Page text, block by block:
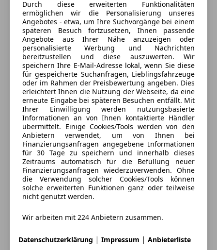
• Kilometerstand: 29.990 km (wird noch gefahren,
kann leicht variieren)
• Motor: 2.0 Turbo Boxer
• Leistung: 220 kW / 300 PS
• Getriebe: PDK Automatik
• Antrieb: Hinterrad
• Hubraum: 1.988 cm³
• Höchstgeschwindigkeit: 275 km/h
• Abgasnorm: Euro 6
• Farbe: schwarz
• Innenraum: schwarz / kreide
• Besitzer: 4. Hand
Ausstattung (inkl. Sonderausstattung)
• 20 Zoll Carrera S Räder
• Bi-Xenon Hauptscheinwerfer inkl. PDLS
• 2-Zonen Klimaautomatik
• Parkassistent vorne und hinten
Anbieter kontaktieren
Deine Nachricht
3 ähnliche Fahrzeuge gefunden
Ich erlaube den Händlern dieser
Fahrzeuge mich zu kontaktieren.
Durch diese erweiterten Funktionalitäten
ermöglichen wir die Personalisierung unseres
Angebotes - etwa, um Ihre Suchvorgänge bei einem
späteren Besuch fortzusetzen, Ihnen passende
Angebote aus Ihrer Nähe anzuzeigen oder
personalisierte Werbung und Nachrichten
bereitzustellen und diese auszuwerten. Wir
speichern Ihre E-Mail-Adresse lokal, wenn Sie diese
für gespeicherte Suchanfragen, Lieblingsfahrzeuge
oder im Rahmen der Preisbewertung angeben. Dies
erleichtert Ihnen die Nutzung der Webseite, da eine
erneute Eingabe bei späteren Besuchen entfällt. Mit
Ihrer Einwilligung werden nutzungsbasierte
Informationen an von Ihnen kontaktierte Händler
übermittelt. Einige Cookies/Tools werden von den
Anbietern verwendet, um von Ihnen bei
Finanzierungsanfragen angegebene Informationen
für 30 Tage zu speichern und innerhalb dieses
Zeitraums automatisch für die Befüllung neuer
Finanzierungsanfragen wiederzuverwenden. Ohne
die Verwendung solcher Cookies/Tools können
solche erweiterten Funktionen ganz oder teilweise
nicht genutzt werden.
Wir arbeiten mit 224 Anbietern zusammen.
Datenschutzerklärung | Impressum | Anbieterliste